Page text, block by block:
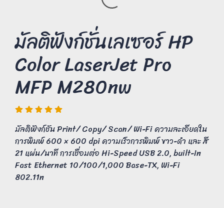
มัลติฟังก์ชั่นเลเซอร์ HP
Color LaserJet Pro
MFP M280nw
มัลติฟังก์ชัน Print/ Copy/ Scan/ Wi-Fi ความละเอียดใน
การพิมพ์ 600 × 600 dpi ความเร็วการพิมพ์ ขาว-ดำ และ สี
21 แผ่น/นาที การเชื่อมต่อ Hi-Speed USB 2.0, built-in
Fast Ethernet 10/100/1,000 Base-TX, Wi-Fi
802.11n